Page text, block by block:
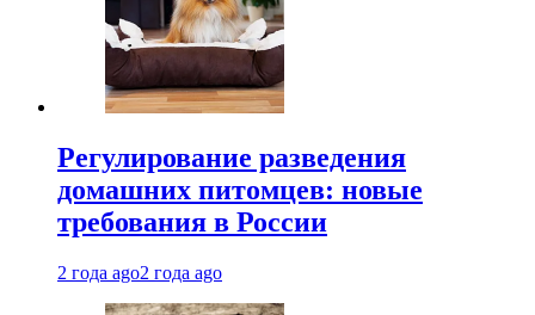
Регулирование разведения
домашних питомцев: новые
требования в России
2 года ago2 года ago